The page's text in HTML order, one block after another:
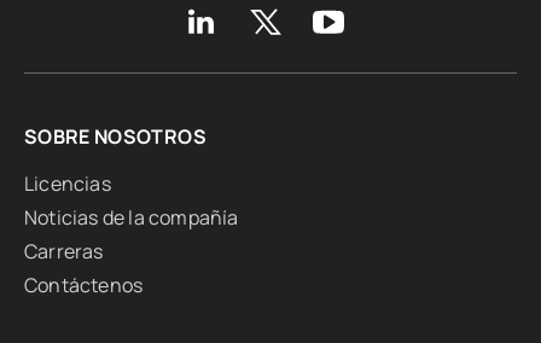
SOBRE NOSOTROS
Licencias
Noticias de la compañía
Carreras
Contáctenos